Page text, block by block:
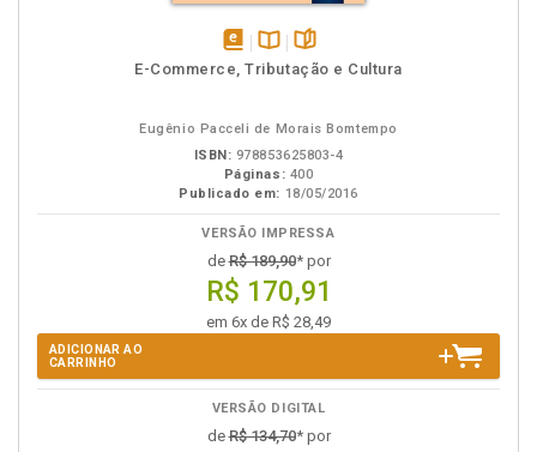
disponível
Disponível
páginas
E-Commerce, Tributação e Cultura
Eugênio Pacceli de Morais Bomtempo
ISBN: 978853625803-4
Páginas: 400
Publicado em: 18/05/2016
VERSÃO IMPRESSA
deR$ 189,90* por
R$ 170,91
em 6x de R$ 28,49
ADICIONAR AO
CARRINHO
VERSÃO DIGITAL
deR$ 134,70* por